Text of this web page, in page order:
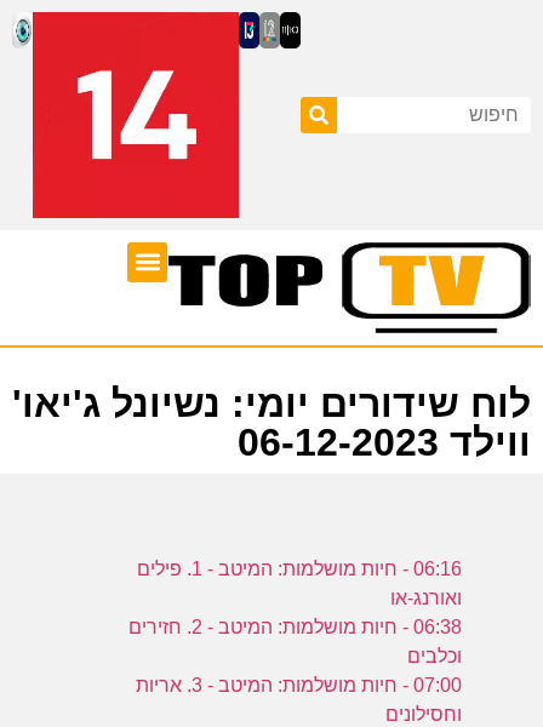
לוח שידורים יומי: נשיונל ג'יאו'
ווילד 06-12-2023
06:16 - חיות מושלמות: המיטב - 1. פילים
ואורנג-או
06:38 - חיות מושלמות: המיטב - 2. חזירים
וכלבים
07:00 - חיות מושלמות: המיטב - 3. אריות
וחסילונים